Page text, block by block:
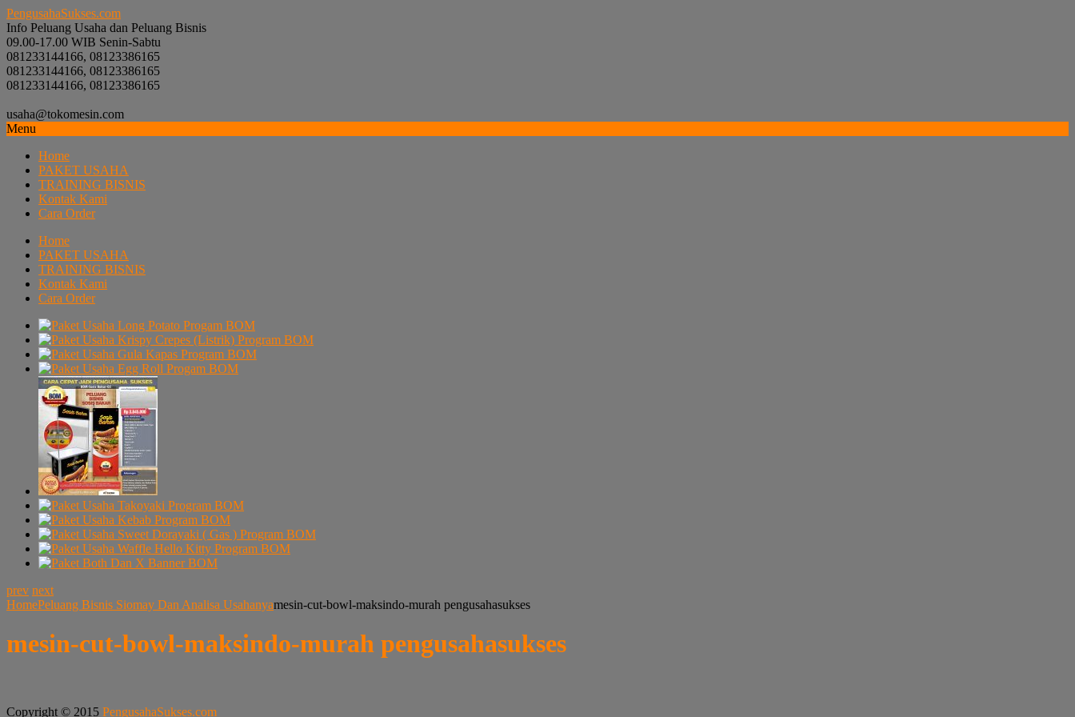
PengusahaSukses.com
Info Peluang Usaha dan Peluang Bisnis
09.00-17.00 WIB Senin-Sabtu
081233144166, 08123386165
081233144166, 08123386165
081233144166, 08123386165
usaha@tokomesin.com
Menu
Home
PAKET USAHA
TRAINING BISNIS
Kontak Kami
Cara Order
Home
PAKET USAHA
TRAINING BISNIS
Kontak Kami
Cara Order
prev next
HomePeluang Bisnis Siomay Dan Analisa Usahanyamesin-cut-bowl-maksindo-murah pengusahasukses
mesin-cut-bowl-maksindo-murah pengusahasukses
Copyright © 2015 PengusahaSukses.com